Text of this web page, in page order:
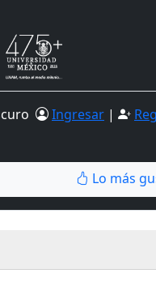
Ingresar |
Lo más